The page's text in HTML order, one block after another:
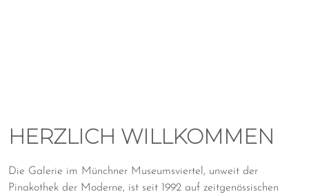
HERZLICH WILLKOMMEN
Die Galerie im Münchner Museumsviertel, unweit der
Pinakothek der Moderne, ist seit 1992 auf zeitgenössischen